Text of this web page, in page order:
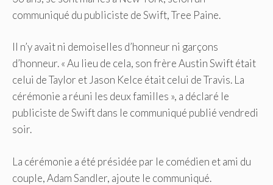
communiqué du publiciste de Swift, Tree Paine.
Il n’y avait ni demoiselles d’honneur ni garçons
d’honneur. « Au lieu de cela, son frère Austin Swift était
celui de Taylor et Jason Kelce était celui de Travis. La
cérémonie a réuni les deux familles », a déclaré le
publiciste de Swift dans le communiqué publié vendredi
soir.
La cérémonie a été présidée par le comédien et ami du
couple, Adam Sandler, ajoute le communiqué.